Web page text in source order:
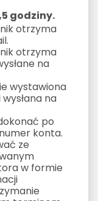
godziny.
otrzyma
otrzyma
na
wystawiona
na
po
konta.
ze
w formie